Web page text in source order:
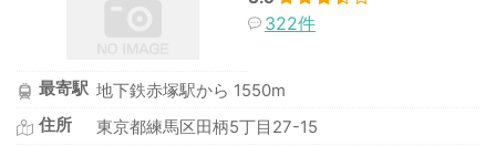
322件
最寄駅 地下鉄赤塚駅から 1550m
住所
東京都練馬区田柄5丁目27-15